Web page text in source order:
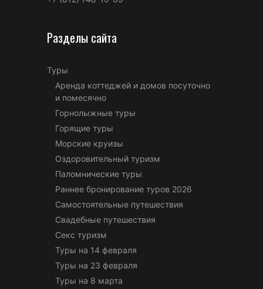
Разделы сайта
Туры
Аренда коттеджей и домов посуточно
и помесячно
Горнолыжные туры
Горящие туры
Морские круизы
Оздоровительный туризм
Паломнические туры
Раннее бронирование туров 2026
Самостоятельные путешествия
Свадебные путешествия
Секс туризм
Туры на 14 февраля
Туры на 23 февраля
Туры на 8 марта